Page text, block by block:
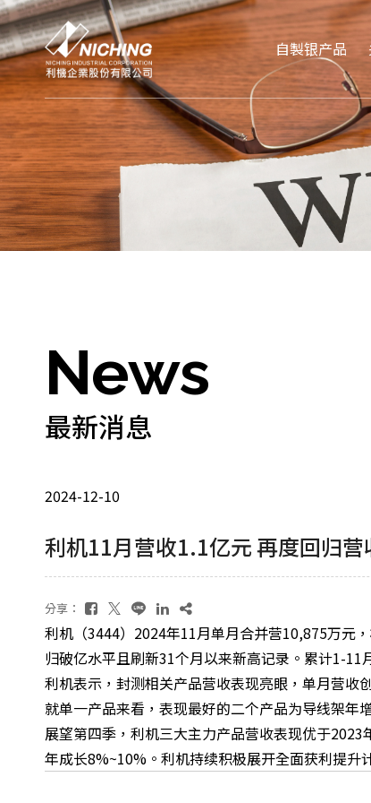
自製银产品
News
最新消息
2024-12-10
利机11月营收1.1亿元 再度回归营
分享：
利机（3444）2024年11月单月合并营10,875万元
归破亿水平且刷新31个月以来新高记录。累计1-11
利机表示，封测相关产品营收表现亮眼，单月营收
就单一产品来看，表现最好的二个产品为导线架年
展望第四季，利机三大主力产品营收表现优于2023
年成长8%~10% 。利机持续积极展开全面获利提